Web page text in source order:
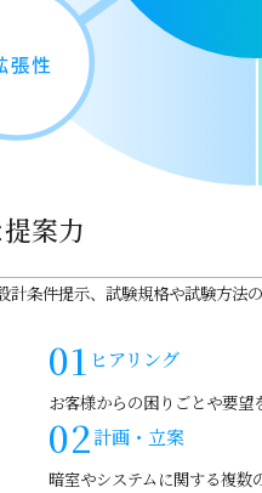
案力
計条件提示、試験規格や試験方法
ヒアリング
お客様からの困りごとや要望
計画・立案
暗室やシステムに関する複数